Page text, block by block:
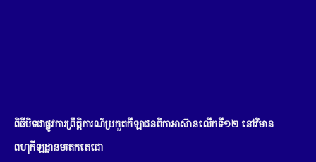
ពិធីបិទជាផ្លូវការព្រឹត្តិការណ៍ប្រកួតកីឡាជនពិកាអាស៊ានលើកទី១២ នៅវិមាន
ពហុកីឡដ្ឋានមរតកតេជោ